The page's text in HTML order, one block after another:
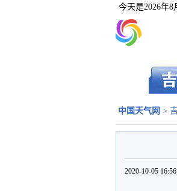
今天是2026年8
中国天气网 >
2020-10-05